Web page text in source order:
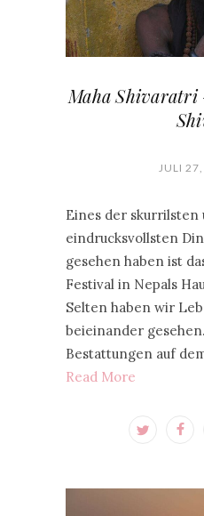
Maha Shivaratri
JULI
Eines der skurrilsten
eindrucksvollsten
gesehen haben ist
Festival in Nepals
Selten haben wir
beieinander
Bestattungen auf
Read More